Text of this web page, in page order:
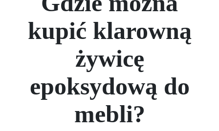
kupić klarowną
żywicę
epoksydową do
mebli?